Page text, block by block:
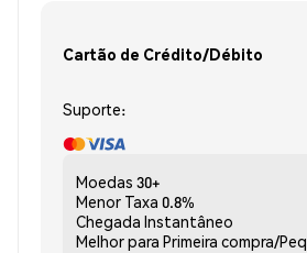
Cartão de Crédito/Débito
Suporte:
Moedas 30+
Menor Taxa 0.8%
Chegada Instantâneo
Melhor para Primeira compra/